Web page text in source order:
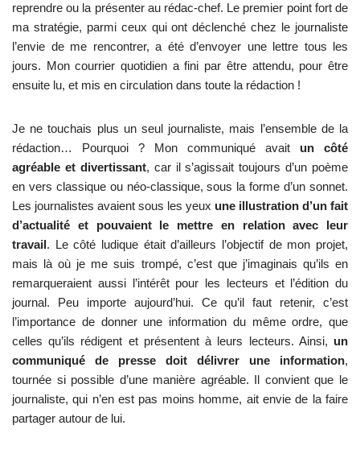
reprendre ou la présenter au rédac-chef. Le premier point fort de
ma stratégie, parmi ceux qui ont déclenché chez le journaliste
l’envie de me rencontrer, a été d’envoyer une lettre tous les
jours. Mon courrier quotidien a fini par être attendu, pour être
ensuite lu, et mis en circulation dans toute la rédaction !
Je ne touchais plus un seul journaliste, mais l’ensemble de la
rédaction… Pourquoi ? Mon communiqué avait un côté
agréable et divertissant, car il s’agissait toujours d’un poème
en vers classique ou néo-classique, sous la forme d’un sonnet.
Les journalistes avaient sous les yeux une illustration d’un fait
d’actualité et pouvaient le mettre en relation avec leur
travail. Le côté ludique était d’ailleurs l’objectif de mon projet,
mais là où je me suis trompé, c’est que j’imaginais qu’ils en
remarqueraient aussi l’intérêt pour les lecteurs et l’édition du
journal. Peu importe aujourd’hui. Ce qu’il faut retenir, c’est
l’importance de donner une information du même ordre, que
celles qu’ils rédigent et présentent à leurs lecteurs. Ainsi, un
communiqué de presse doit délivrer une information,
tournée si possible d’une manière agréable. Il convient que le
journaliste, qui n’en est pas moins homme, ait envie de la faire
partager autour de lui.